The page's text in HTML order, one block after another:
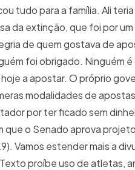
tudo para a família. Ali
da extinção, que foi por
de quem gostava de
foi obrigado. Ninguém
a apostar. O próprio
modalidades de
por ter ficado sem
que o Senado aprova
Vamos estender mais a
proíbe uso de atletas,